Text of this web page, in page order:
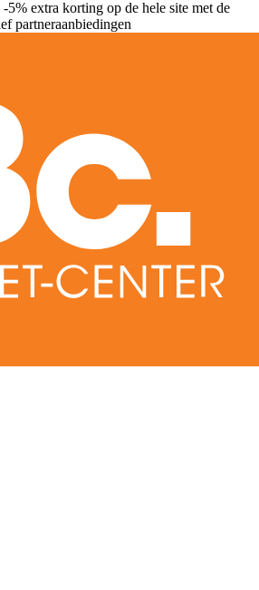
extra korting op de hele site met de
partneraanbiedingen